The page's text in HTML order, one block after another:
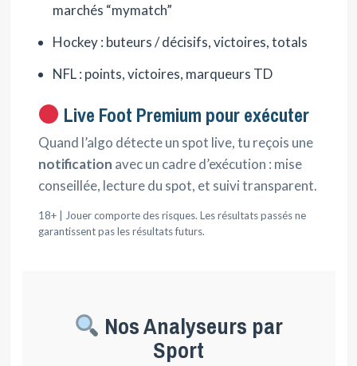
marchés “mymatch”
Hockey : buteurs / décisifs, victoires, totals
NFL : points, victoires, marqueurs TD
Live Foot Premium pour exécuter
Quand l’algo détecte un spot live, tu reçois une
notification avec un cadre d’exécution : mise
conseillée, lecture du spot, et suivi transparent.
18+ | Jouer comporte des risques. Les résultats passés ne
garantissent pas les résultats futurs.
Nos Analyseurs par
Sport